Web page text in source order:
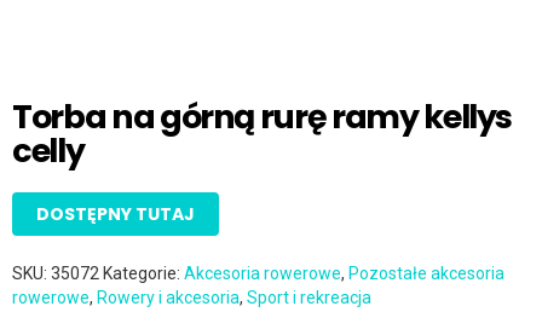
Torba na górną rurę ramy kellys
celly
DOSTĘPNY TUTAJ
SKU: 35072 Kategorie: Akcesoria rowerowe, Pozostałe akcesoria
rowerowe, Rowery i akcesoria, Sport i rekreacja